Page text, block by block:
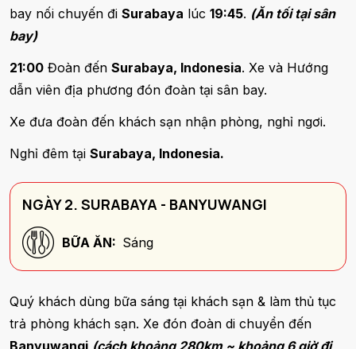
bay nối chuyến đi Surabaya lúc 19:45. (Ăn tối tại sân
bay)
21:00 Đoàn đến Surabaya, Indonesia. Xe và Hướng
dẫn viên địa phương đón đoàn tại sân bay.
Xe đưa đoàn đến khách sạn nhận phòng, nghỉ ngơi.
Nghỉ đêm tại Surabaya, Indonesia.
NGÀY 2. SURABAYA - BANYUWANGI
BỮA ĂN: Sáng
Quý khách dùng bữa sáng tại khách sạn & làm thủ tục
trả phòng khách sạn. Xe đón đoàn di chuyển đến
Banyuwangi (cách khoảng 280km ~ khoảng 6 giờ đi